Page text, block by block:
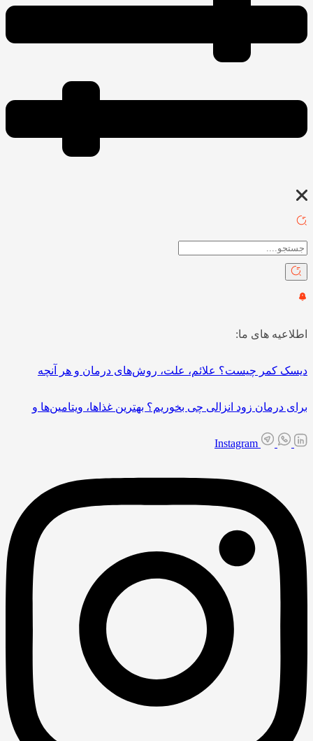
اطلاعیه های ما:
دیسک کمر چیست؟ علائم، علت، روش‌های درمان و هر آنچه
برای درمان زود انزالی چی بخوریم؟ بهترین غذاها، ویتامین‌ها و
Instagram